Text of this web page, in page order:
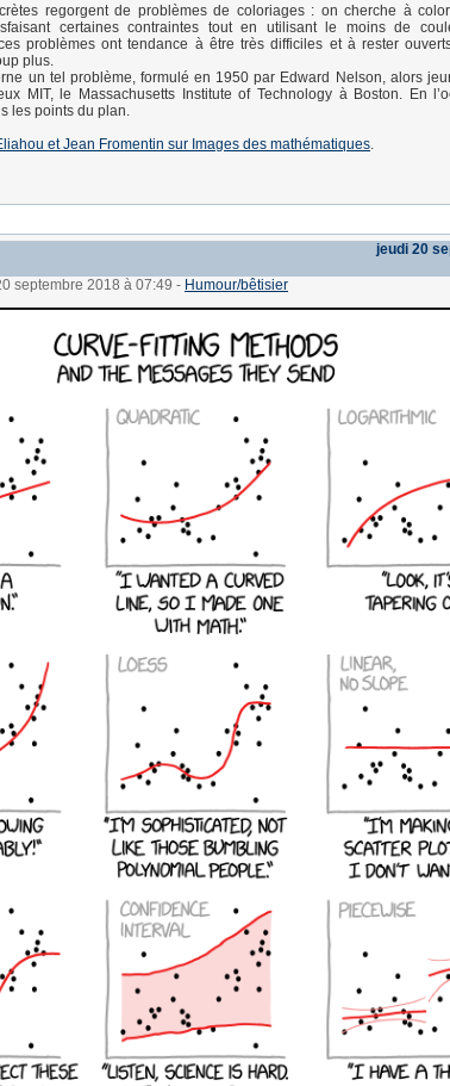
regorgent de problèmes de coloriages : on cherche à
certaines contraintes tout en utilisant le moins de
problèmes ont tendance à être très difficiles et à rester
plus.
un tel problème, formulé en 1950 par Edward Nelson, alors
MIT, le Massachusetts Institute of Technology à Boston. En
les points du plan.
et Jean Fromentin sur Images des mathématiques.
jeudi 20
septembre 2018 à 07:49 - Humour/bêtisier